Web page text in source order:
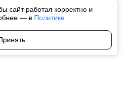
сайт работал корректно и
— в Политике